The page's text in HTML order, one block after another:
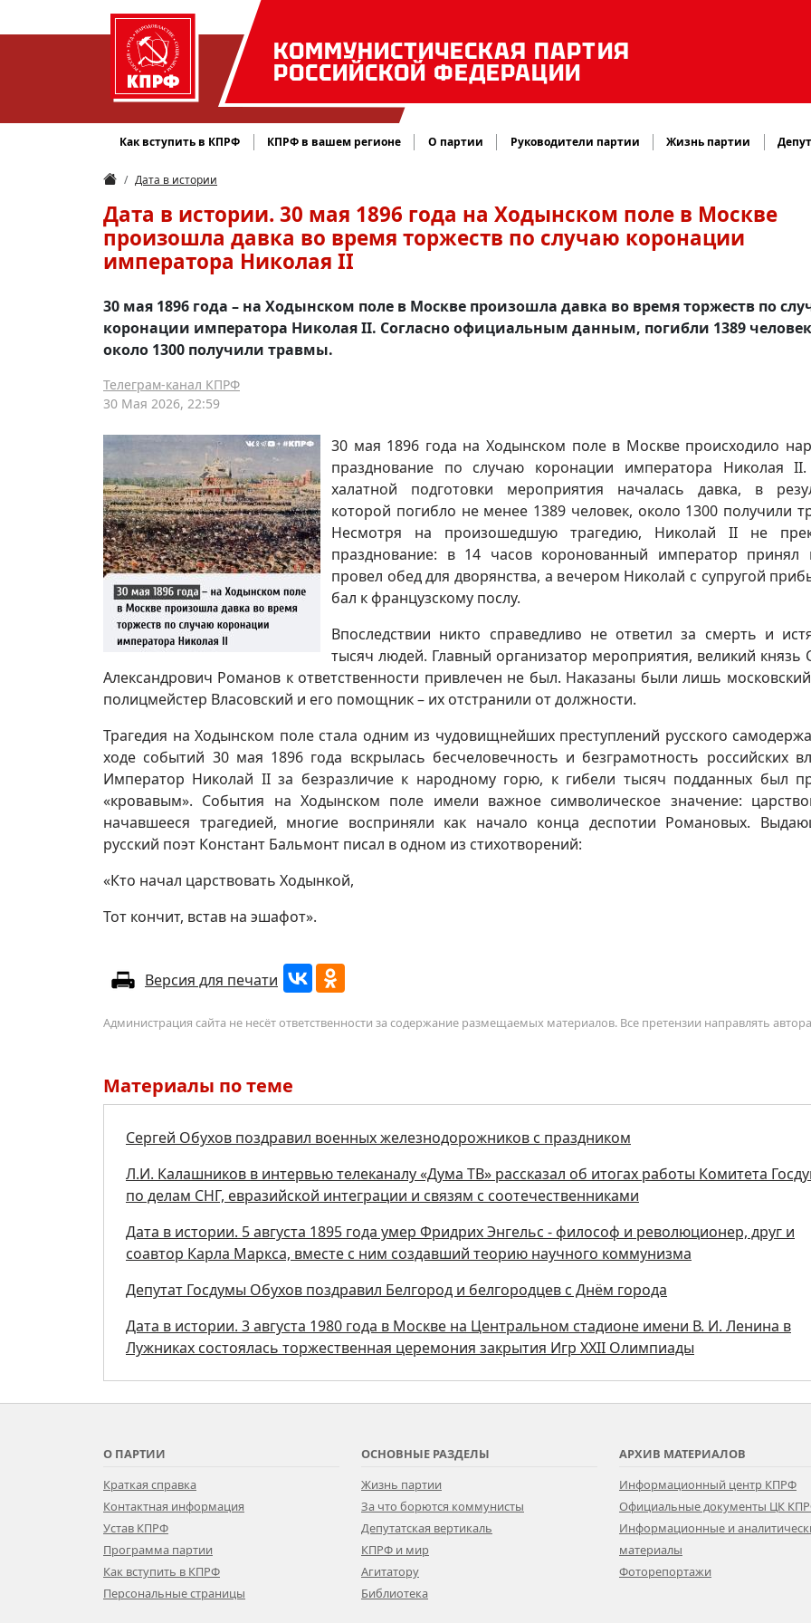
КОММУНИСТИЧЕСКАЯ ПАРТИЯ
РОССИЙСКОЙ ФЕДЕРАЦИИ
Как вступить в КПРФ КПРФ в вашем регионе О партии Руководители партии Жизнь партии
Дата в истории
Дата в истории. 30 мая 1896 года на Ходынском поле в Москве
произошла давка во время торжеств по случаю коронации
императора Николая II
30 мая 1896 года – на Ходынском поле в Москве произошла давка во время торжеств по
коронации императора Николая II. Согласно официальным данным, погибли 1389
около 1300 получили травмы.
Телеграм-канал КПРФ
30 Мая 2026, 22:59
30 мая 1896 года на Ходынском поле в Москве происходило
празднование по случаю коронации императора Николая II.
халатной подготовки мероприятия началась давка, в
которой погибло не менее 1389 человек, около 1300 получили
Несмотря на произошедшую трагедию, Николай II не
празднование: в 14 часов коронованный император принял
провел обед для дворянства, а вечером Николай с супругой
бал к французскому послу.
Впоследствии никто справедливо не ответил за смерть и
тысяч людей. Главный организатор мероприятия, великий князь
Александрович Романов к ответственности привлечен не был. Наказаны были лишь
полицмейстер Власовский и его помощник – их отстранили от должности.
Трагедия на Ходынском поле стала одним из чудовищнейших преступлений русского
ходе событий 30 мая 1896 года вскрылась бесчеловечность и безграмотность российских
Император Николай II за безразличие к народному горю, к гибели тысяч подданных был
«кровавым». События на Ходынском поле имели важное символическое значение:
начавшееся трагедией, многие восприняли как начало конца деспотии Романовых.
русский поэт Констант Бальмонт писал в одном из стихотворений:
«Кто начал царствовать Ходынкой,
Тот кончит, встав на эшафот».
Версия для печати
Администрация сайта не несёт ответственности за содержание размещаемых материалов. Все претензии направлять
Материалы по теме
Сергей Обухов поздравил военных железнодорожников с праздником
Л.И. Калашников в интервью телеканалу «Дума ТВ» рассказал об итогах работы Комитета
по делам СНГ, евразийской интеграции и связям с соотечественниками
Дата в истории. 5 августа 1895 года умер Фридрих Энгельс - философ и революционер, друг и
соавтор Карла Маркса, вместе с ним создавший теорию научного коммунизма
Депутат Госдумы Обухов поздравил Белгород и белгородцев с Днём города
Дата в истории. 3 августа 1980 года в Москве на Центральном стадионе имени В. И. Ленина в
Лужниках состоялась торжественная церемония закрытия Игр XXII Олимпиады
О ПАРТИИ
Краткая справка
Контактная информация
Устав КПРФ
Программа партии
Как вступить в КПРФ
Персональные страницы
ОСНОВНЫЕ РАЗДЕЛЫ
Жизнь партии
За что борются коммунисты
Депутатская вертикаль
КПРФ и мир
Агитатору
Библиотека
АРХИВ МАТЕРИАЛОВ
Информационный центр КПРФ
Официальные документы ЦК
Информационные и
материалы
Фоторепортажи